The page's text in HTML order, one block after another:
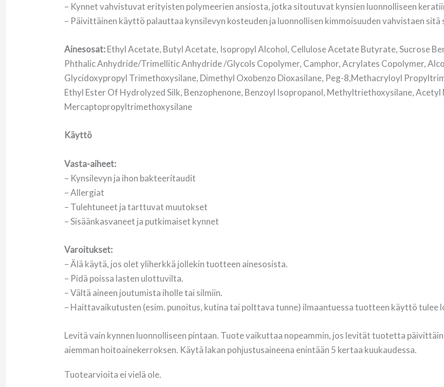
– Kynnet vahvistuvat erityisten polymeerien ansiosta, jotka sitoutuvat kynsien luonnolliseen
– Päivittäinen käyttö palauttaa kynsilevyn kosteuden ja luonnollisen kimmoisuuden vahvistaen sitä
Ainesosat:Ethyl Acetate, Butyl Acetate, Isopropyl Alcohol, Cellulose Acetate Butyrate, Sucrose
Phthalic Anhydride/Trimellitic Anhydride /Glycols Copolymer, Camphor, Acrylates Copolymer,
Glycidoxypropyl Trimethoxysilane, Dimethyl Oxobenzo Dioxasilane, Peg-8,Methacryloyl
Ethyl Ester Of Hydrolyzed Silk, Benzophenone, Benzoyl Isopropanol, Methyltriethoxysilane, Acetyl
Mercaptopropyltrimethoxysilane
Käyttö
Vasta-aiheet:
– Kynsilevyn ja ihon bakteeritaudit
– Allergiat
– Tulehtuneet ja tarttuvat muutokset
– Sisäänkasvaneet ja putkimaiset kynnet
Varoitukset:
– Älä käytä, jos olet yliherkkä jollekin tuotteen ainesosista.
– Pidä poissa lasten ulottuvilta.
– Vältä aineen joutumista iholle tai silmiin.
– Haittavaikutusten (esim. punoitus, kutina tai polttava tunne) ilmaantuessa tuotteen käyttö tulee
Levitä vain kynnen luonnolliseen pintaan. Tuote vaikuttaa nopeammin, jos levität tuotetta
aiemman hoitoainekerroksen. Käytä lakan pohjustusaineena enintään 5 kertaa kuukaudessa.
Tuotearvioita ei vielä ole.